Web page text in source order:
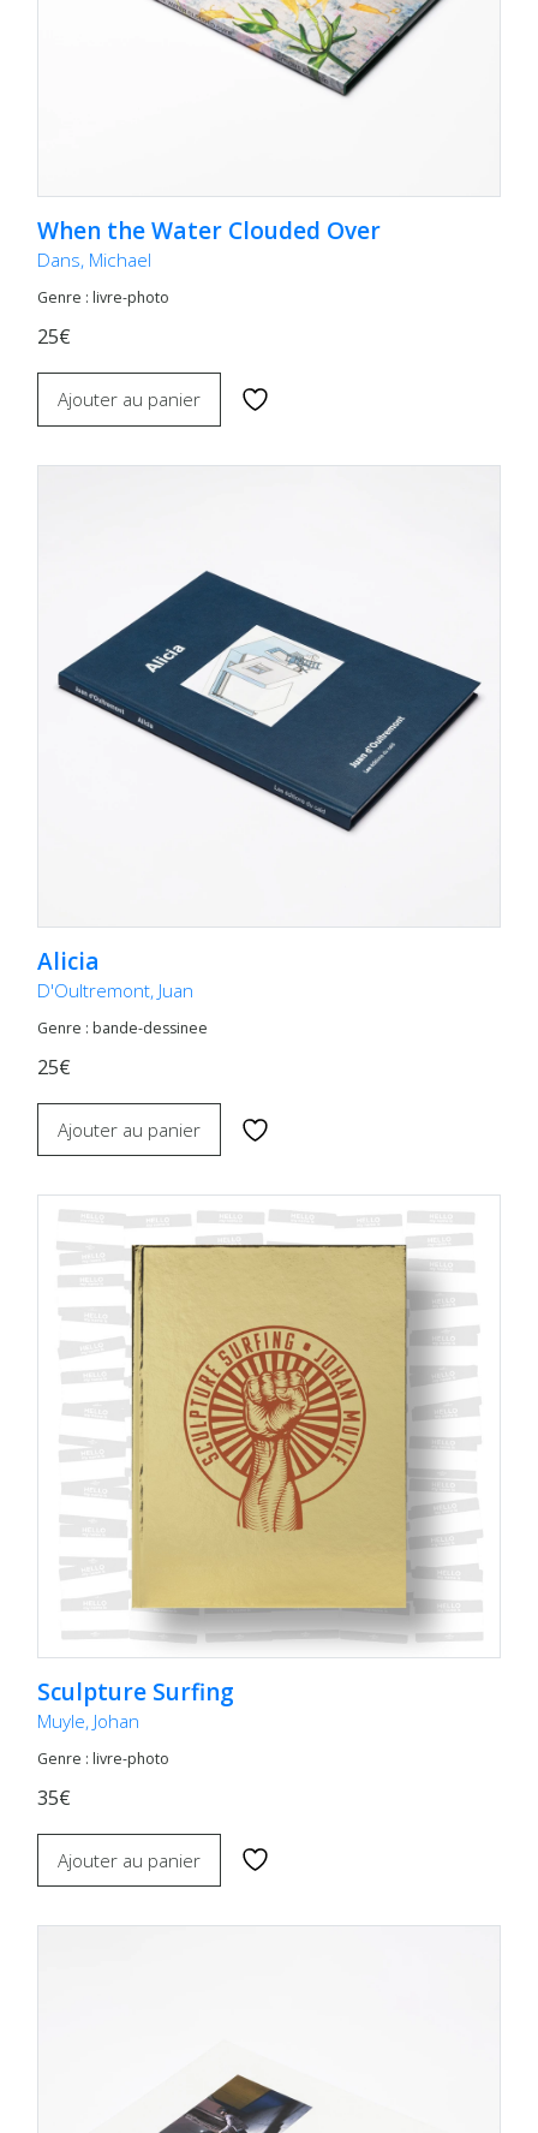
When the Water Clouded Over
Dans, Michael
Genre : livre-photo
25€
Ajouter au panier
Alicia
D'Oultremont, Juan
Genre : bande-dessinee
25€
Ajouter au panier
Sculpture Surfing
Muyle, Johan
Genre : livre-photo
35€
Ajouter au panier